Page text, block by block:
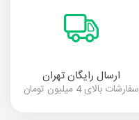
ارسال رایگان تهران
سفارشات بالای 4 میلیون تومان